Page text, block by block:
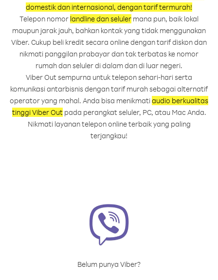
domestik dan internasional, dengan tarif termurah!
Telepon nomor landline dan seluler mana pun, baik lokal
maupun jarak jauh, bahkan kontak yang tidak menggunakan
Viber. Cukup beli kredit secara online dengan tarif diskon dan
nikmati panggilan prabayar dan tak terbatas ke nomor
rumah dan seluler di dalam dan di luar negeri.
Viber Out sempurna untuk telepon sehari-hari serta
komunikasi antarbisnis dengan tarif murah sebagai alternatif
operator yang mahal. Anda bisa menikmatiaudio berkualitas
tinggi Viber Outpada perangkat seluler, PC, atau Mac Anda.
Nikmati layanan telepon online terbaik yang paling
terjangkau!
Belum punya Viber?